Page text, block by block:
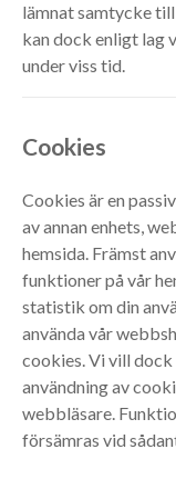
lämnat samtycke
kan dock enligt lag
under viss tid.
Cookies
Cookies är en
av annan enhets,
hemsida. Främst
funktioner på vår
statistik om din
använda vår
cookies. Vi vill
användning av
webbläsare.
försämras vid